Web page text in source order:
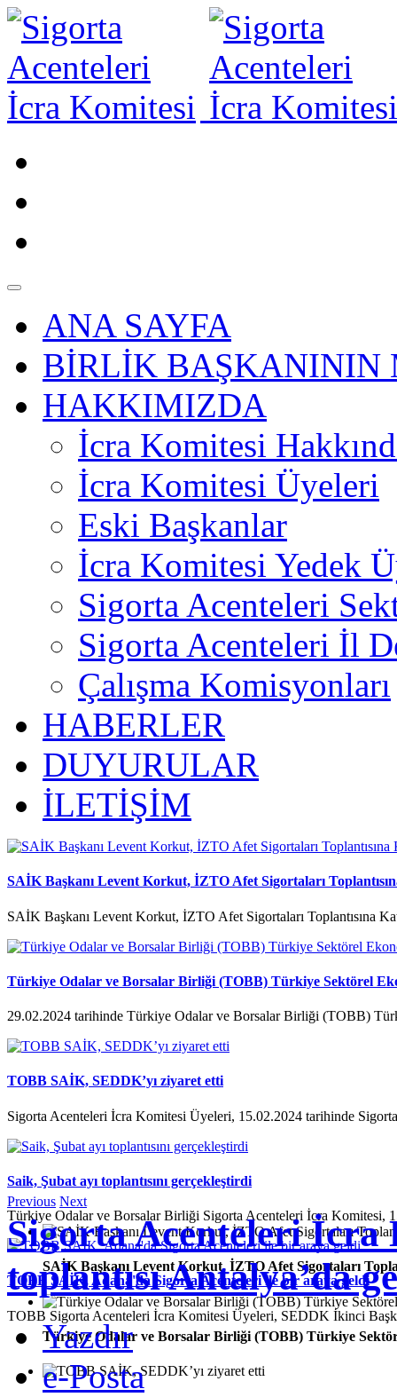
ANA SAYFA
BİRLİK BAŞKANININ
HAKKIMIZDA
İcra Komitesi
İcra Komitesi Üyeleri
Eski Başkanlar
İcra Komitesi Yedek
Sigorta Acenteleri
Sigorta Acenteleri İl
Çalışma Komisyonları
HABERLER
DUYURULAR
İLETİŞİM
SAİK Başkanı Levent Korkut, İZTO Afet Sigortaları
SAİK Başkanı Levent Korkut, İZTO Afet Sigortaları Toplantısına
Türkiye Odalar ve Borsalar Birliği (TOBB) Türkiye Sektörel
29.02.2024 tarihinde Türkiye Odalar ve Borsalar Birliği (TOBB)
TOBB SAİK, SEDDK’yı ziyaret etti
Sigorta Acenteleri İcra Komitesi Üyeleri, 15.02.2024 tarihinde
Saik, Şubat ayı toplantısını gerçekleştirdi
Türkiye Odalar ve Borsalar Birliği Sigorta Acenteleri İcra Komitesi,
TOBB SAİK, Adana'da Sigorta Acenteleri ile bir araya geldi
TOBB Sigorta Acenteleri İcra Komitesi Üyeleri, SEDDK İkinci
Previous Next
SAİK Başkanı Levent Korkut, İZTO Afet Sigortaları
Türkiye Odalar ve Borsalar Birliği (TOBB) Türkiye
Sigorta Acenteleri İcra
toplantısı Antalya’da
Yazdır
e-Posta